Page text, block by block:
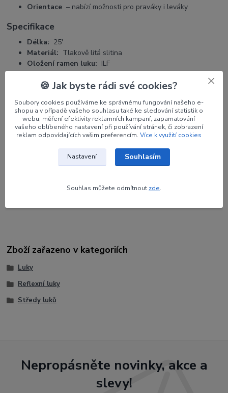
Orientace – nabízí možnosti pro praváky i leváky
Specifikace
Délka: 25'
Materiál: Tlakově litá slitina
Oložení ramen luku: ILF
Orientace:pravá / levá
Maximální doporučená síla nátahu:36 liber.
Parametry
CORE
Zboží zařazeno v kategoriích
Luky
Reflexní luky
Středy luků
Nepropásněte novinky, akce a
slevy!
🍪 Jak byste rádi své cookies?
Soubory cookies používáme ke správnému fungování našeho e-
shopu a v případě vašeho souhlasu také ke sledování statistik o
webu, měření efektivity reklamních kampaní, zapamatování
vašeho oblíbeného nastavení při používání stránek, či zobrazení
reklam odpovídajících vašim preferencím. Více k využití cookies
Nastavení Souhlasím
Souhlas můžete odmítnout zde.